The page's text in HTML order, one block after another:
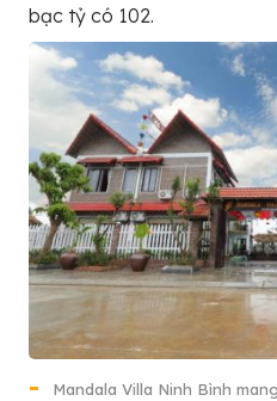
bạc tỷ có 102.
Mandala Villa Ninh Bình